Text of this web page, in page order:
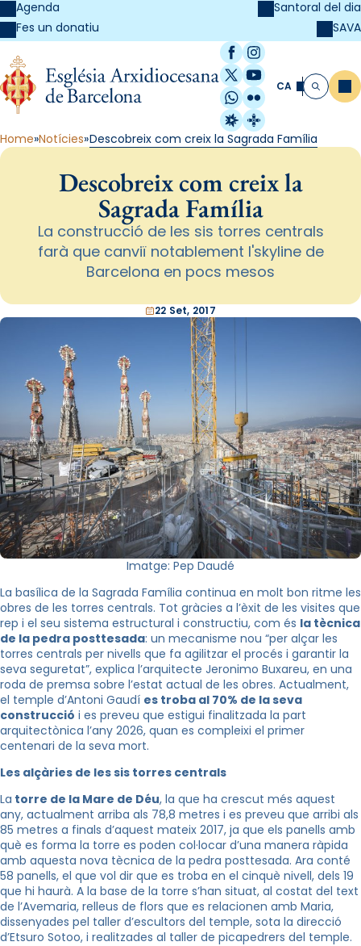
Agenda
Fes un donatiu
Santoral del dia
SAVA
Facebook
Instagram
X / Twitter
YouTube
WhatsApp
Flickr
Radio Estel
Catalunya
CA Cerca
Home Notícies Descobreix com creix la Sagrada Família
Descobreix com creix la
Sagrada Família
La construcció de les sis torres centrals
farà que canviï notablement l'skyline de
Barcelona en pocs mesos
22 Set, 2017
Imatge: Pep Daudé
La basílica de la Sagrada Família continua en molt bon ritme les
obres de les torres centrals. Tot gràcies a l’èxit de les visites que
rep i el seu sistema estructural i constructiu, com és la tècnica
de la pedra posttesada: un mecanisme nou “per alçar les
torres centrals per nivells que fa agilitzar el procés i garantir la
seva seguretat”, explica l’arquitecte Jeronimo Buxareu, en una
roda de premsa sobre l’estat actual de les obres. Actualment,
el temple d’Antoni Gaudí es troba al 70% de la seva
construcció i es preveu que estigui finalitzada la part
arquitectònica l’any 2026, quan es compleixi el primer
centenari de la seva mort.
Les alçàries de les sis torres centrals
La torre de la Mare de Déu, la que ha crescut més aquest
any, actualment arriba als 78,8 metres i es preveu que arribi als
85 metres a finals d’aquest mateix 2017, ja que els panells amb
què es forma la torre es poden col·locar d’una manera ràpida
amb aquesta nova tècnica de la pedra posttesada. Ara conté
58 panells, el que vol dir que es troba en el cinquè nivell, dels 19
que hi haurà. A la base de la torre s’han situat, al costat del text
de l’Avemaria, relleus de flors que es relacionen amb Maria,
dissenyades pel taller d’escultors del temple, sota la direcció
d’Etsuro Sotoo, i realitzades al taller de picapedrers del temple.